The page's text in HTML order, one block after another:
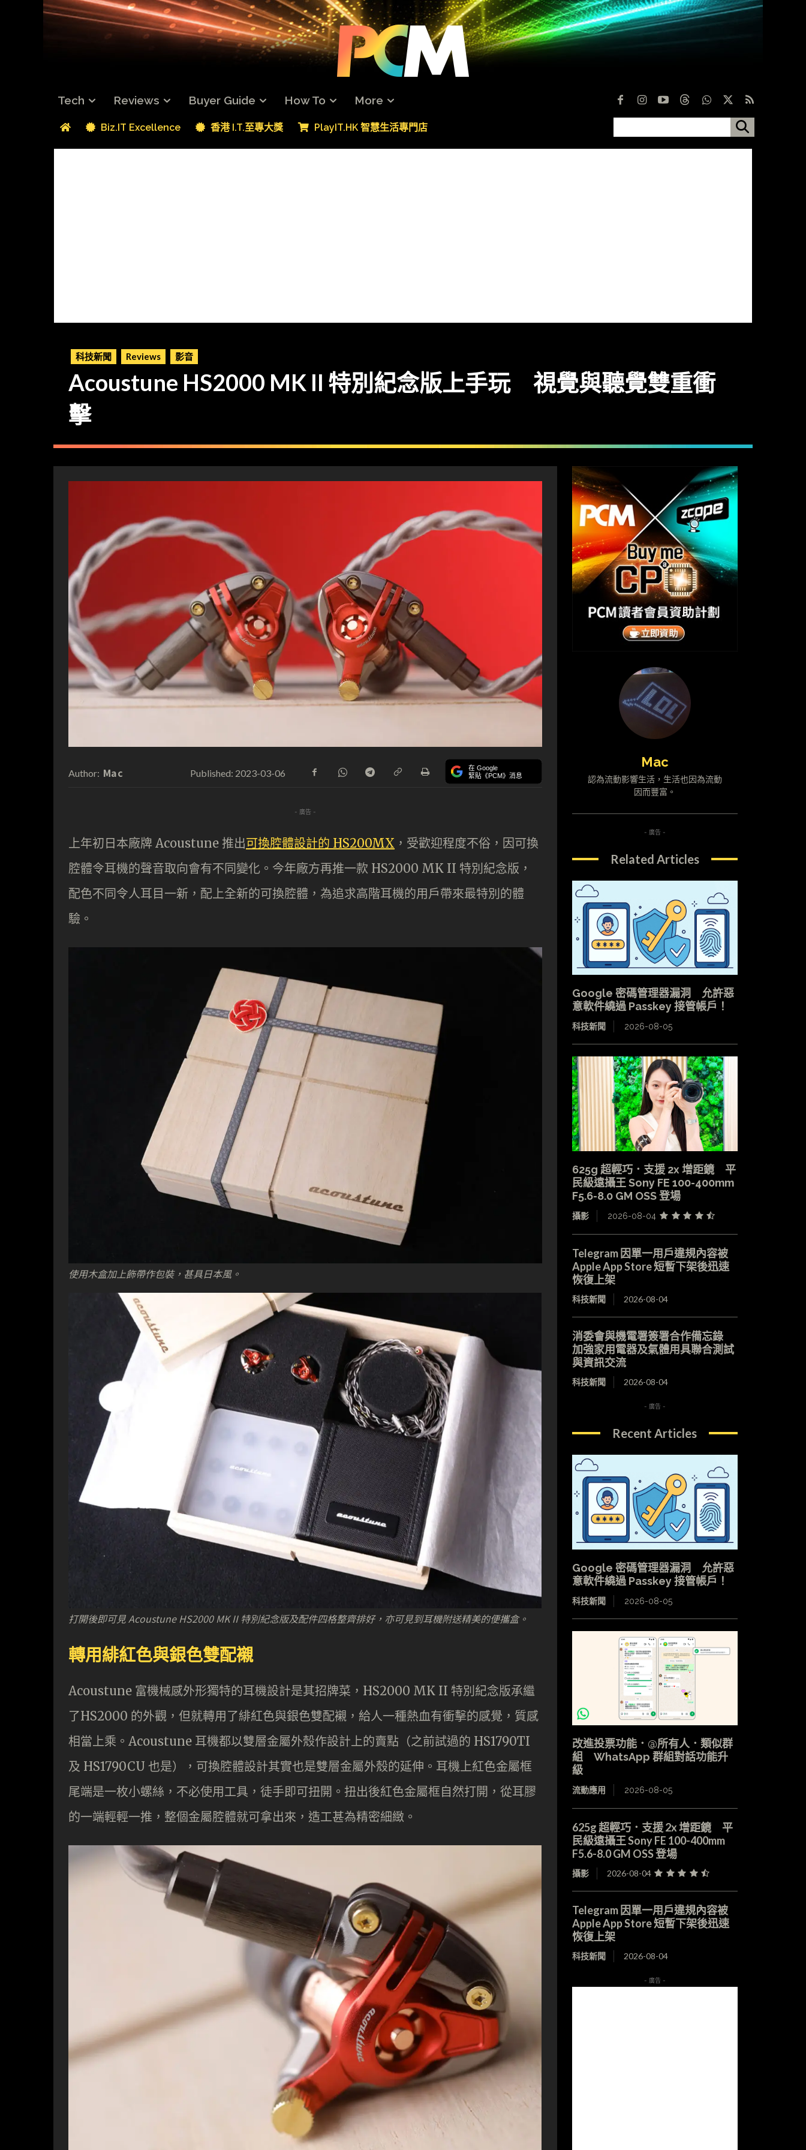
Tech Reviews Buyer Guide How To More
Biz.IT Excellence 香港 I.T.至專大獎 PlayIT.HK 智慧生活專門店
科技新聞 Reviews 影音
Acoustune HS2000 MK II 特別紀念版上手玩 視覺與聽覺雙重衝
擊
Author: Mac Published: 2023-03-06 在 Google
緊貼《PCM》消息
- 廣告 -
上年初日本廠牌 Acoustune 推出可換腔體設計的 HS200MX ，受歡迎程度不俗，因可換
腔體令耳機的聲音取向會有不同變化。今年廠方再推一款 HS2000 MK II 特別紀念版，
配色不同令人耳目一新，配上全新的可換腔體，為追求高階耳機的用戶帶來最特別的體
驗。
使用木盒加上飾帶作包裝，甚具日本風。
打開後即可見 Acoustune HS2000 MK II 特別紀念版及配件四格整齊排好，亦可見到耳機附送精美的便攜盒。
轉用緋紅色與銀色雙配襯
Acoustune 富機械感外形獨特的耳機設計是其招牌菜，HS2000 MK II 特別紀念版承繼
了HS2000 的外觀，但就轉用了緋紅色與銀色雙配襯，給人一種熱血有衝擊的感覺，質感
相當上乘。Acoustune 耳機都以雙層金屬外殼作設計上的賣點（之前試過的 HS1790TI
及 HS1790CU 也是），可換腔體設計其實也是雙層金屬外殼的延伸。耳機上紅色金屬框
尾端是一枚小螺絲，不必使用工具，徒手即可扭開。扭出後紅色金屬框自然打開，從耳膠
的一端輕輕一推，整個金屬腔體就可拿出來，造工甚為精密細緻。
Mac
認為流動影響生活，生活也因為流動
因而豐富。
- 廣告 -
Related Articles
Google 密碼管理器漏洞 允許惡
意軟件繞過 Passkey 接管帳戶！
科技新聞 2026-08-05
625g 超輕巧．支援 2x 增距鏡 平
民級遠攝王 Sony FE 100-400mm
F5.6-8.0 GM OSS 登場
攝影 2026-08-04
Telegram 因單一用戶違規內容被
Apple App Store 短暫下架後迅速
恢復上架
科技新聞 2026-08-04
消委會與機電署簽署合作備忘錄
加強家用電器及氣體用具聯合測試
與資訊交流
科技新聞 2026-08-04
- 廣告 -
Recent Articles
Google 密碼管理器漏洞 允許惡
意軟件繞過 Passkey 接管帳戶！
科技新聞 2026-08-05
改進投票功能．@所有人．類似群
組 WhatsApp 群組對話功能升
級
流動應用 2026-08-05
625g 超輕巧．支援 2x 增距鏡 平
民級遠攝王 Sony FE 100-400mm
F5.6-8.0 GM OSS 登場
攝影 2026-08-04
Telegram 因單一用戶違規內容被
Apple App Store 短暫下架後迅速
恢復上架
科技新聞 2026-08-04
- 廣告 -